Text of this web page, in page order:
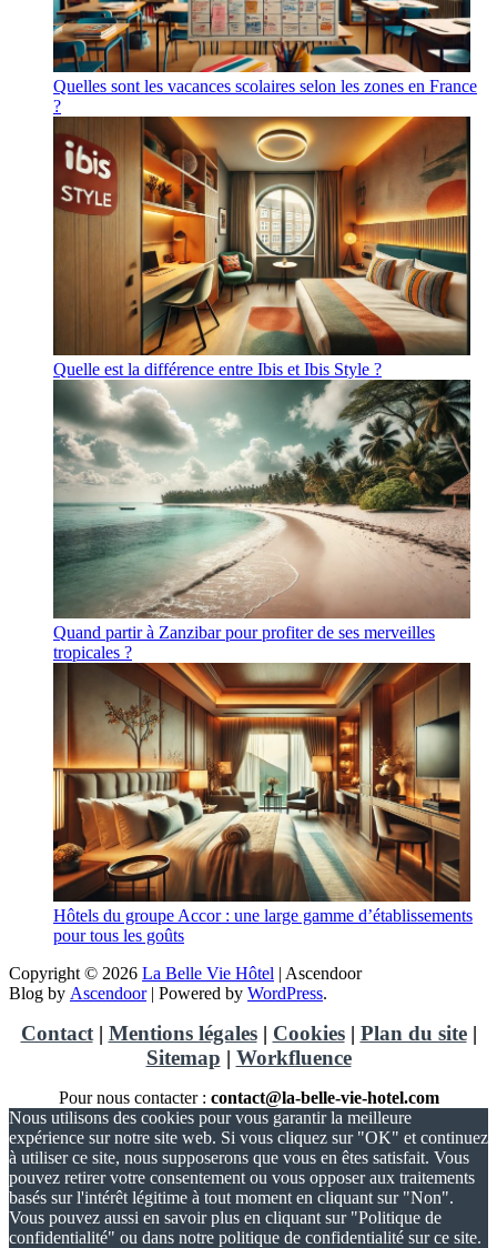
Quelles sont les vacances scolaires selon les zones en France
?
Quelle est la différence entre Ibis et Ibis Style ?
Quand partir à Zanzibar pour profiter de ses merveilles
tropicales ?
Hôtels du groupe Accor : une large gamme d’établissements
pour tous les goûts
Copyright © 2026 La Belle Vie Hôtel | Ascendoor
Blog by Ascendoor| Powered by WordPress.
Contact| Mentions légales| Cookies| Plan du site|
Sitemap | Workfluence
Pour nous contacter : contact@la-belle-vie-hotel.com
Nous utilisons des cookies pour vous garantir la meilleure
expérience sur notre site web. Si vous cliquez sur "OK" et continuez
à utiliser ce site, nous supposerons que vous en êtes satisfait. Vous
pouvez retirer votre consentement ou vous opposer aux traitements
basés sur l'intérêt légitime à tout moment en cliquant sur "Non".
Vous pouvez aussi en savoir plus en cliquant sur "Politique de
confidentialité" ou dans notre politique de confidentialité sur ce site.